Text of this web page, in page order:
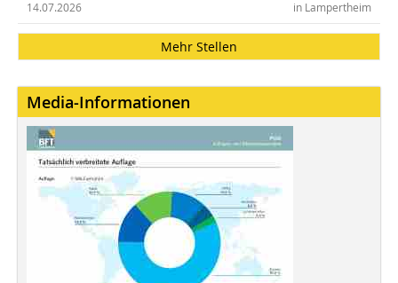
in Lampertheim
14.07.2026
Mehr Stellen
Media-Informationen